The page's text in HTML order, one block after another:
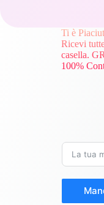
Ti è
Ricevi
casella.
100%